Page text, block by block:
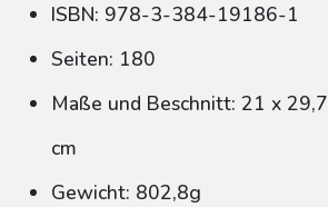
ISBN: 978-3-384-19186-1
Seiten: 180
Maße und Beschnitt: 21 x 29,7
cm
Gewicht: 802,8g